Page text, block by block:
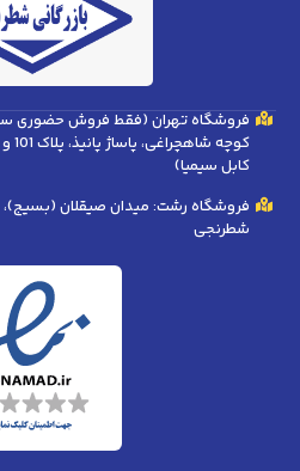
فروشگاه تهران (فقط فروش حضوری سیم
کابل سیمیا)
فروشگاه رشت: میدان صیقلان (بسیج)،
شطرنجی